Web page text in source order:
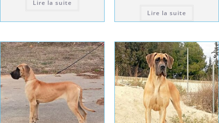
Lire la suite
Lire la suite